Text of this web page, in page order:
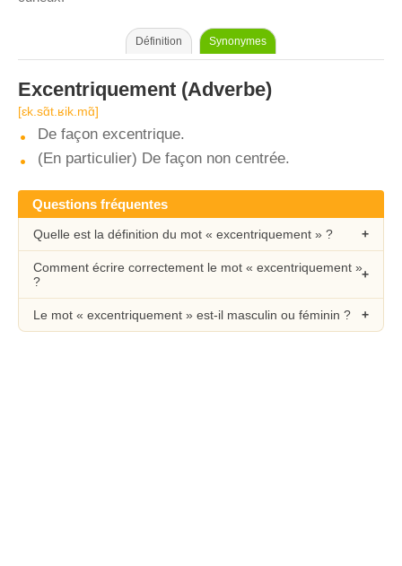
Définition Synonymes
Excentriquement (Adverbe)
[ɛk.sɑ̃t.ʁik.mɑ̃]
De façon excentrique.
(En particulier) De façon non centrée.
Questions fréquentes
Quelle est la définition du mot « excentriquement » ?
Comment écrire correctement le mot « excentriquement »
?
Le mot « excentriquement » est-il masculin ou féminin ?